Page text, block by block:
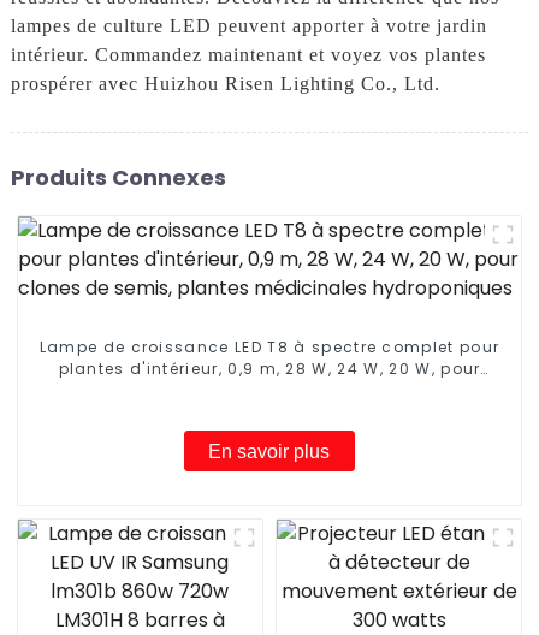
lampes de culture LED peuvent apporter à votre jardin
intérieur. Commandez maintenant et voyez vos plantes
prospérer avec Huizhou Risen Lighting Co., Ltd.
Produits Connexes
Lampe de croissance LED T8 à spectre complet pour
plantes d'intérieur, 0,9 m, 28 W, 24 W, 20 W, pour
En savoir plus